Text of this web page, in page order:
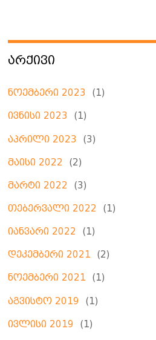
ᲐᲠᲥᲘᲕᲘ
ნოემბერი 2023 (1)
ივნისი 2023 (1)
აპრილი 2023 (3)
მაისი 2022 (2)
მარტი 2022 (3)
თებერვალი 2022 (1)
იანვარი 2022 (1)
დეკემბერი 2021 (2)
ნოემბერი 2021 (1)
აგვისტო 2019 (1)
ივლისი 2019 (1)